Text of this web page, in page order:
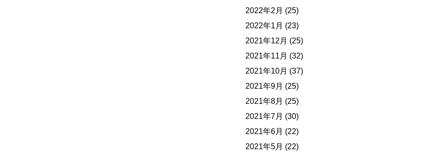
2022年2月 (25)
2022年1月 (23)
2021年12月 (25)
2021年11月 (32)
2021年10月 (37)
2021年9月 (25)
2021年8月 (25)
2021年7月 (30)
2021年6月 (22)
2021年5月 (22)